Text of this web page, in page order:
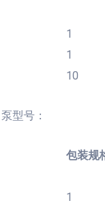
1
1
10
型号：
包装规
1